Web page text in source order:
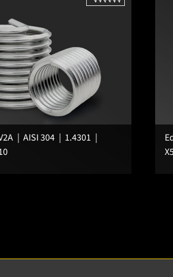
AISI 304
1.4301